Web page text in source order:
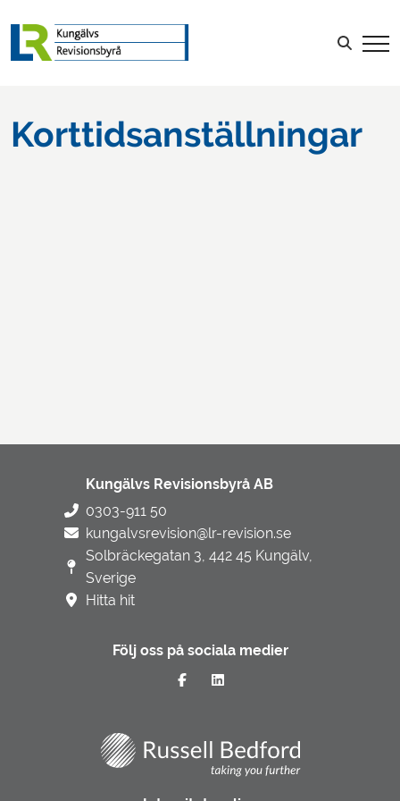
LOGGA IN
Sök efter:
Korttidsanställningar
Kungälvs Revisionsbyrå AB
0303-911 50
kungalvsrevision@lr-revision.se
Solbräckegatan 3, 442 45 Kungälv,
Sverige
Hitta hit
Följ oss på sociala medier